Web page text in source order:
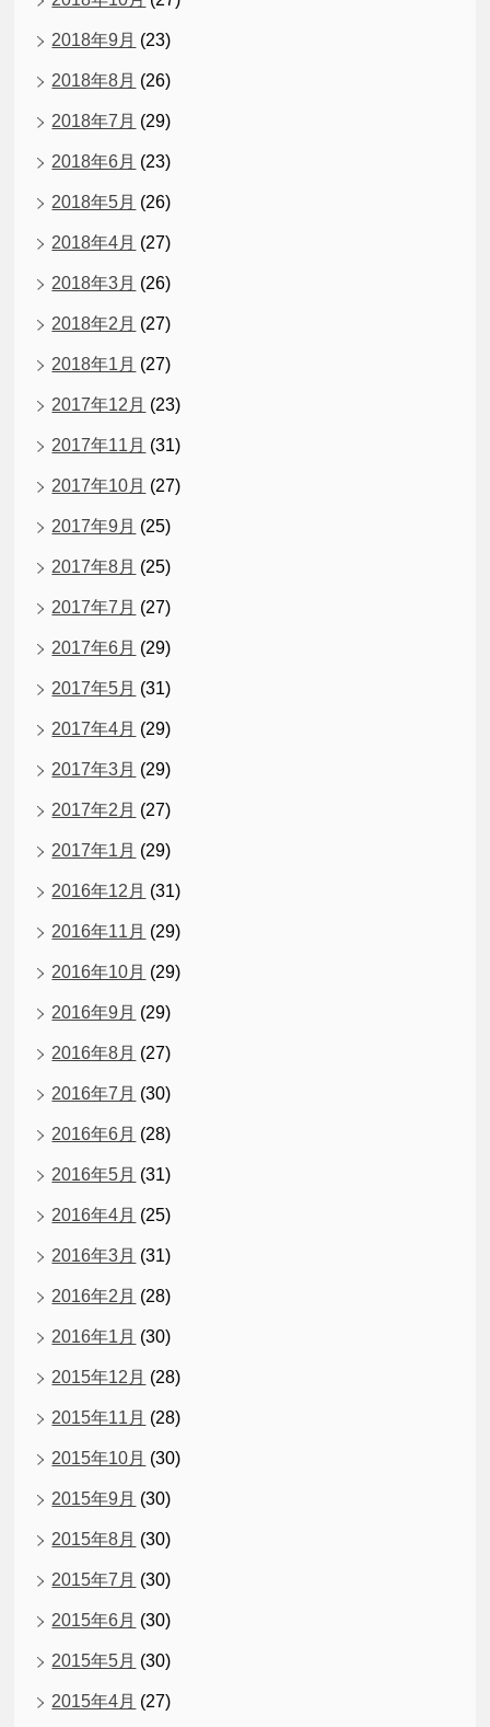
2018年9月 (23)
2018年8月 (26)
2018年7月 (29)
2018年6月 (23)
2018年5月 (26)
2018年4月 (27)
2018年3月 (26)
2018年2月 (27)
2018年1月 (27)
2017年12月 (23)
2017年11月 (31)
2017年10月 (27)
2017年9月 (25)
2017年8月 (25)
2017年7月 (27)
2017年6月 (29)
2017年5月 (31)
2017年4月 (29)
2017年3月 (29)
2017年2月 (27)
2017年1月 (29)
2016年12月 (31)
2016年11月 (29)
2016年10月 (29)
2016年9月 (29)
2016年8月 (27)
2016年7月 (30)
2016年6月 (28)
2016年5月 (31)
2016年4月 (25)
2016年3月 (31)
2016年2月 (28)
2016年1月 (30)
2015年12月 (28)
2015年11月 (28)
2015年10月 (30)
2015年9月 (30)
2015年8月 (30)
2015年7月 (30)
2015年6月 (30)
2015年5月 (30)
2015年4月 (27)